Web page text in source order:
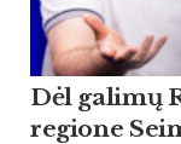
Dėl galimų
regione